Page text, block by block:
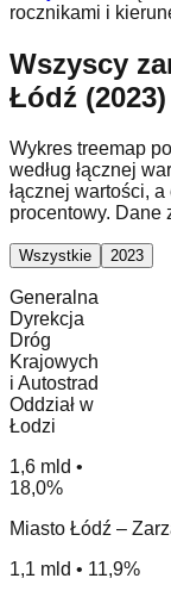
rocznikami i
Wszyscy
Łódź (2023)
Wykres treemap
według łącznej
łącznej wartości,
procentowy. Dane
Wszystkie 2023
Generalna
Dyrekcja
Dróg
Krajowych
i Autostrad
Oddział w
Łodzi
1,6 mld •
18,0%
Miasto Łódź –
1,1 mld • 11,9%